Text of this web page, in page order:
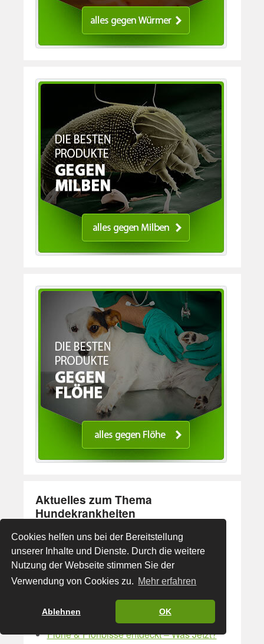
Cookies helfen uns bei der Bereitstellung
unserer Inhalte und Dienste. Durch die weitere
Nutzung der Webseite stimmen Sie der
Verwendung von Cookies zu. Mehr erfahren
Ablehnen OK
Aktuelles zum Thema
Hundekrankheiten
Auf Inkontinenz bei Hunden richtig
reagieren
Die Hunde Gesundheits Bibel (Buch Tipp)
Gesunde Hundeleckerlies selber machen
Das Blutohr beim Hund behandeln
Flöhe & Flohbisse entdeckt – Was Jetzt?